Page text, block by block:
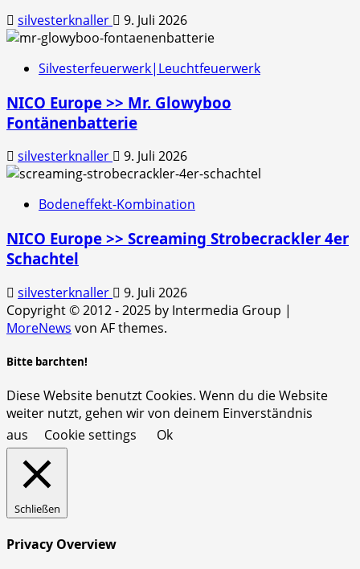
silvesterknaller 9. Juli 2026
Silvesterfeuerwerk|Leuchtfeuerwerk
NICO Europe >> Mr. Glowyboo
Fontänenbatterie
silvesterknaller 9. Juli 2026
Bodeneffekt-Kombination
NICO Europe >> Screaming Strobecrackler 4er
Schachtel
silvesterknaller
9. Juli 2026
Copyright © 2012 - 2025 by Intermedia Group |
MoreNews von AF themes.
Bitte barchten!
Diese Website benutzt Cookies. Wenn du die Website
weiter nutzt, gehen wir von deinem Einverständnis
aus
Cookie settings Ok
Schließen
Privacy Overview